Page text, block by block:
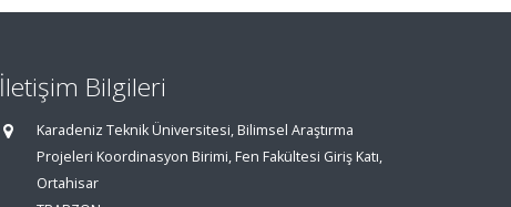
İletişim Bilgileri
Karadeniz Teknik Üniversitesi, Bilimsel Araştırma
Projeleri Koordinasyon Birimi, Fen Fakültesi Giriş Katı,
Ortahisar